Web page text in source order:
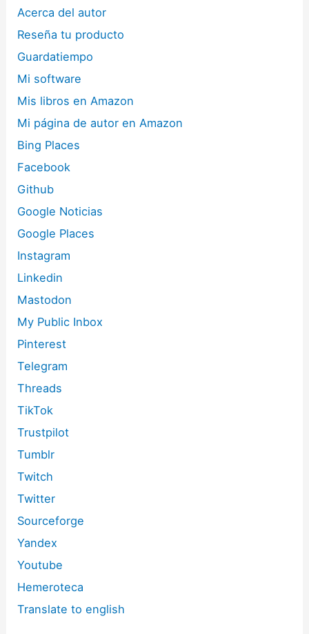
Acerca del autor
Reseña tu producto
Guardatiempo
Mi software
Mis libros en Amazon
Mi página de autor en Amazon
Bing Places
Facebook
Github
Google Noticias
Google Places
Instagram
Linkedin
Mastodon
My Public Inbox
Pinterest
Telegram
Threads
TikTok
Trustpilot
Tumblr
Twitch
Twitter
Sourceforge
Yandex
Youtube
Hemeroteca
Translate to english